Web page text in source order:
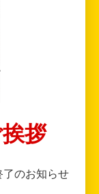
拶
了のお知らせ